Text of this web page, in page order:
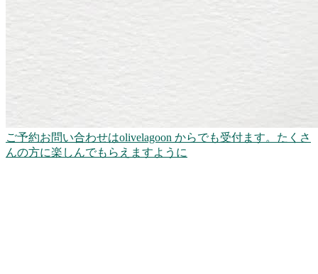
ご予約お問い合わせはolivelagoon からでも受付ます。たくさ
んの方に楽しんでもらえますように